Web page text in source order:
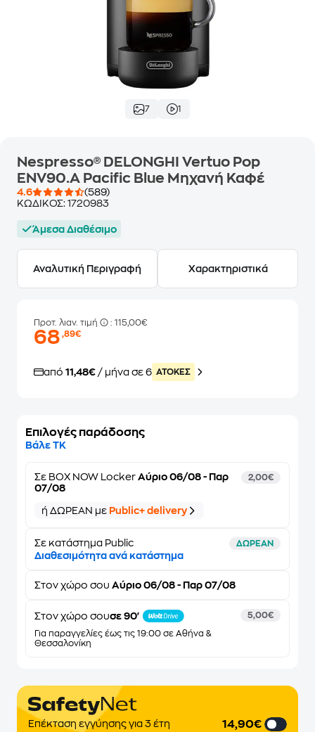
7 1
Nespresso® DELONGHI Vertuo Pop
ENV90.A Pacific Blue Μηχανή Καφέ
4.6
(589)
ΚΩΔΙΚΟΣ: 1720983
Άμεσα Διαθέσιμο
Αναλυτική Περιγραφή Χαρακτηριστικά
Προτ. λιαν. τιμή : 115,00€
68,89€
από 11,48€ / μήνα σε 6 ATOKEΣ
Επιλογές παράδοσης
Βάλε ΤΚ
Σε BOX NOW Locker Αύριο 06/08 - Παρ
07/08
2,00€
ή ΔΩΡΕΑΝ με Public+ delivery
Σε κατάστημα Public ΔΩΡΕΑΝ
Διαθεσιμότητα ανά κατάστημα
Στον χώρο σου Αύριο 06/08 - Παρ 07/08
Στον χώρο σουσε 90'
Για παραγγελίες έως τις 19:00 σε Αθήνα &
Θεσσαλονίκη
5,00€
Επέκταση εγγύησης για 3 έτη 14,90€